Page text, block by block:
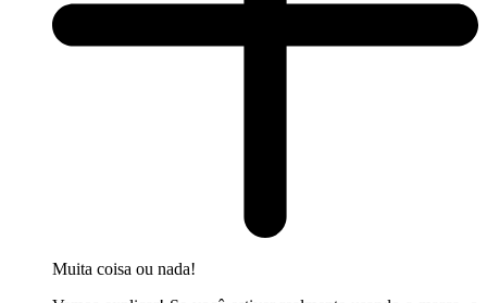
Muita coisa ou nada!